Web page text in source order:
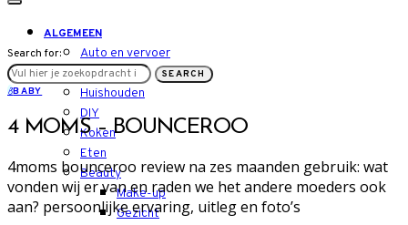
ALGEMEEN
Auto en vervoer
LIFESTYLE
Huishouden
DIY
Koken
Eten
Beauty
Make-up
Gezicht
Search for:
SEARCH
BBABY
4 MOMS – BOUNCEROO
4moms bounceroo review na zes maanden gebruik: wat
vonden wij er van en raden we het andere moeders ook
aan? persoonlijke ervaring, uitleg en foto’s